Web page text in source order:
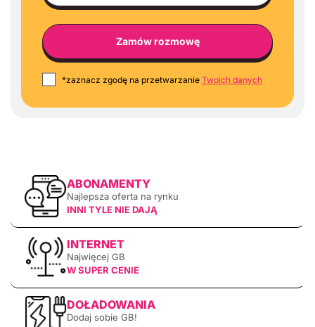
*zaznacz zgodę na przetwarzanie Twoich danych
ABONAMENTY
Najlepsza oferta na rynku
INNI TYLE NIE DAJĄ
INTERNET
Najwięcej GB
W SUPER CENIE
DOŁADOWANIA
Dodaj sobie GB!